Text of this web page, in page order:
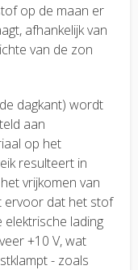
op de maan er
afhankelijk van
van de zon
dagkant) wordt
aan
op het
resulteert in
vrijkomen van
ervoor dat het stof
elektrische lading
+10 V, wat
- zoals